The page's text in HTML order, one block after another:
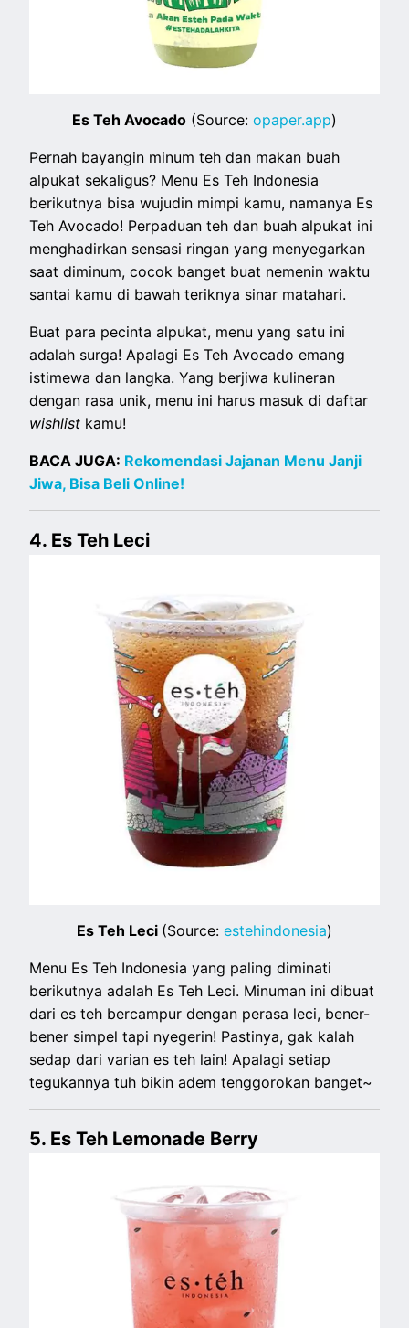
Es Teh Avocado (Source: opaper.app)
Pernah bayangin minum teh dan makan buah
alpukat sekaligus? Menu Es Teh Indonesia
berikutnya bisa wujudin mimpi kamu, namanya Es
Teh Avocado! Perpaduan teh dan buah alpukat ini
menghadirkan sensasi ringan yang menyegarkan
saat diminum, cocok banget buat nemenin waktu
santai kamu di bawah teriknya sinar matahari.
Buat para pecinta alpukat, menu yang satu ini
adalah surga! Apalagi Es Teh Avocado emang
istimewa dan langka. Yang berjiwa kulineran
dengan rasa unik, menu ini harus masuk di daftar
wishlist kamu!
BACA JUGA: Rekomendasi Jajanan Menu Janji
Jiwa, Bisa Beli Online!
4. Es Teh Leci
Es Teh Leci (Source: estehindonesia)
Menu Es Teh Indonesia yang paling diminati
berikutnya adalah Es Teh Leci. Minuman ini dibuat
dari es teh bercampur dengan perasa leci, bener-
bener simpel tapi nyegerin! Pastinya, gak kalah
sedap dari varian es teh lain! Apalagi setiap
tegukannya tuh bikin adem tenggorokan banget~
5. Es Teh Lemonade Berry